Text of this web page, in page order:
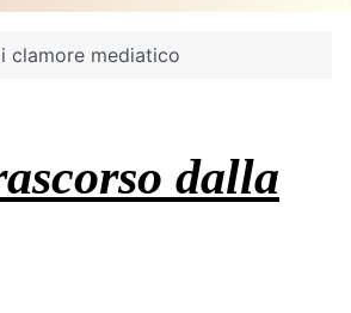
clamore mediatico
dalla